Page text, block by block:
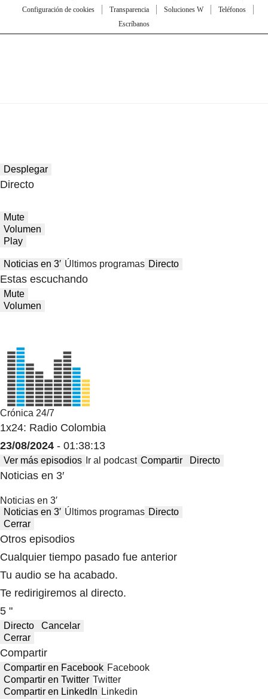
Configuración de cookies
Transparencia Soluciones W
Teléfonos
Escríbanos
Desplegar
Directo
Mute
Volumen
Play
Noticias en 3′ Últimos programas Directo
Estas escuchando
Mute
Volumen
Crónica 24/7
1x24: Radio Colombia
23/08/2024 - 01:38:13
Ver más episodios Ir al podcast Compartir Directo
Noticias en 3′
Noticias en 3′
Noticias en 3′ Últimos programas Directo
Cerrar
Otros episodios
Cualquier tiempo pasado fue anterior
Tu audio se ha acabado.
Te redirigiremos al directo.
5 "
Directo
Cancelar
Cerrar
Compartir
Compartir en Facebook Facebook
Compartir en Twitter Twitter
Compartir en LinkedIn Linkedin